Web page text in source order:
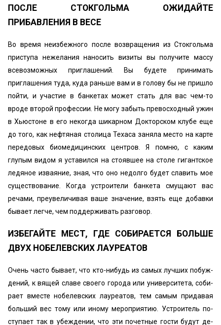
ПОСЛЕ СТОКГОЛЬМА ОЖИДАЙТЕ
ПРИБАВЛЕНИЯ В ВЕСЕ
Во время неизбежного после возвращения из Стокгольма
при­ступа нежелания наносить визиты вы получите массу
всевоз­можных приглашений. Вы будете принимать
приглашения ту­да, куда раньше вам и в голову бы не пришло
пойти, и участие в банкетах может стать для вас чем-то
вроде второй профессии. Не могу забыть превосходный ужин
в Хьюстоне в его некогда шикарном Докторском клубе еще
до того, как нефтяная столи­ца Техаса заняла место на карте
передовых биомедицинских центров. Я помню, с каким
глупым видом я уставился на сто­явшее на столе гигантское
ледяное изваяние, зная, что оно не­долго будет славить мое
существование. Когда устроители банкета смущают вас
речами, преувеличивая ваше значение, взять еще добавки
бывает легче, чем поддерживать разговор.
ИЗБЕГАЙТЕ МЕСТ, ГДЕ СОБИРАЕТСЯ БОЛЬШЕ
ДВУХ НОБЕЛЕВСКИХ ЛАУРЕАТОВ
Очень часто бывает, что кто-нибудь из самых лучших побуж­
дений, к вящей славе своего города или университета, соби­
рает вместе нобелевских лауреатов, тем самым придавая
больший вес тому или иному мероприятию. Устроитель по­
ступает так в убеждении, что эти почетные гости будут де­